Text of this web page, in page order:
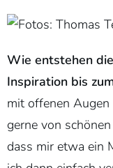
Wie entstehen
Inspiration bis
mit offenen
gerne von
dass mir etwa ein